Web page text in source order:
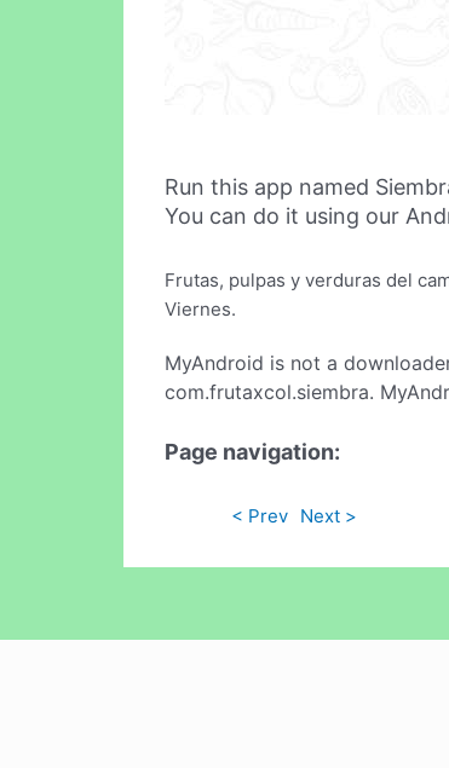
Run this app named
You can do it using our
Frutas, pulpas y verduras del
Viernes.
MyAndroid is not a
com.frutaxcol.siembra.
Page navigation:
< Prev Next >